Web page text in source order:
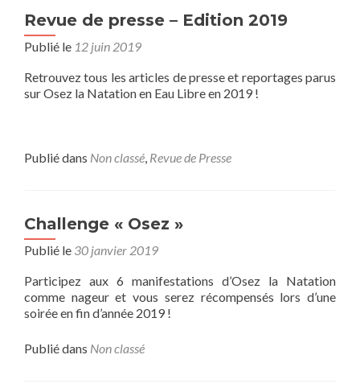
Revue de presse – Edition 2019
Publié le 12 juin 2019
Retrouvez tous les articles de presse et reportages parus
sur Osez la Natation en Eau Libre en 2019 !
Publié dans Non classé, Revue de Presse
Challenge « Osez »
Publié le 30 janvier 2019
Participez aux 6 manifestations d’Osez la Natation
comme nageur et vous serez récompensés lors d’une
soirée en fin d’année 2019 !
Publié dans Non classé